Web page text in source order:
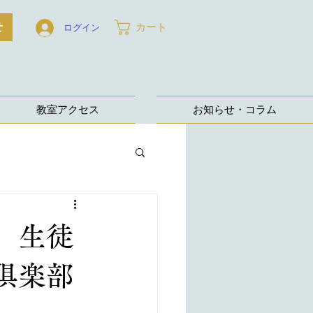
ログイン カート
教室アクセス お知らせ・コラム
生徒
楽部